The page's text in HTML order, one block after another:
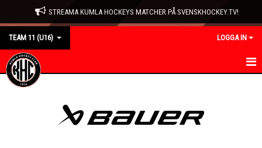
STREAMA KUMLA HOCKEYS MATCHER PÅ SVENSKHOCKEY.TV!
TEAM 11 (U16) LOGGA IN
HEM